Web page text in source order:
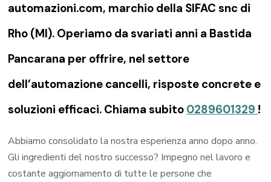
automazioni.com, marchio della SIFAC snc di
Rho (MI). Operiamo da svariati anni a Bastida
Pancarana per offrire, nel settore
dell’automazione cancelli, risposte concrete e
soluzioni efficaci. Chiama subito 0289601329 !
Abbiamo consolidato la nostra esperienza anno dopo anno.
Gli ingredienti del nostro successo? Impegno nel lavoro e
costante aggiornamento di tutte le persone che